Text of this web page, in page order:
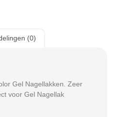
(0)
Gel Nagellakken. Zeer
voor Gel Nagellak